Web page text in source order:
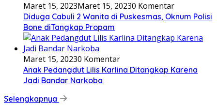
Maret 15, 2023Maret 15, 20230 Komentar
Diduga Cabuli 2 Wanita di Puskesmas, Oknum Polisi
Bone diTangkap Propam
Maret 15, 20230 Komentar
Anak Pedangdut Lilis Karlina Ditangkap Karena
Jadi Bandar Narkoba
Selengkapnya